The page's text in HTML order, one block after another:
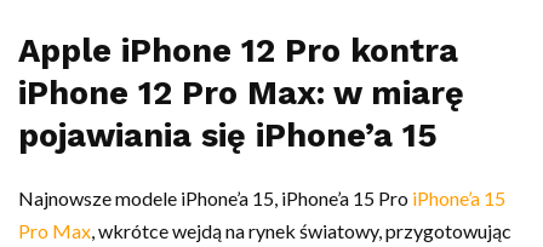
Apple iPhone 12 Pro kontra
iPhone 12 Pro Max: w miarę
pojawiania się iPhone’a 15
Najnowsze modele iPhone’a 15, iPhone’a 15 Pro iPhone’a 15
Pro Max , wkrótce wejdą na rynek światowy, przygotowując